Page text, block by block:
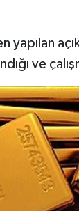
yapılan
ve